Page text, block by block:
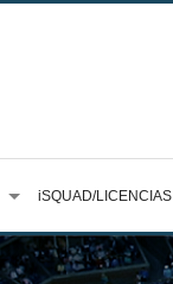
iSQUAD/LICENCIAS